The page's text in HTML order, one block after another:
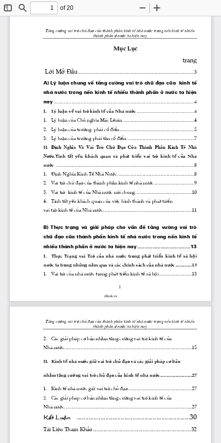
ToggleFind
of 20
Zoom
T ̈ng c­êng vai trß chñ ®¹o cña thμnh phÇn kinh tÕ nhμ n­íc trong nÒn kinh tÕ nhiÒu
thμnh phÇn ë n­íc ta hiÖn nay
1
Môc Lôc
trang
Lêi Më §Çu ..................................................................................................3
A) Lý luËn chung vÒ t ̈ng c­êng vai trß chñ ®¹o cña  kinh tÕ
nhμ n­íc trong nÒn kinh tÕ nhiÒu thμnh phÇn ë n­íc ta hiÖn
nay .......................................................................................................................4
I.    Lý luËn vÒ vai trß kinh tÕ cña Nhμ n­íc .................................................4
1.    Lý luËn cña Chñ nghÜa M ̧c Lªnin ............................................................4
2.    Lý luËn cña tr­êng
  ph ̧i cæ ®iÓn ...............................................................5
3.    Lý luËn cña tr­êng ph ̧i t©n cæ ®iÓn. ........................................................7
II.
  §Þnh  NghÜa  Vμ  Vai  Trß  Chñ  §¹o  Cña  Thμnh  PhÇn  Kinh  TÕ  Nhμ
N­íc.TÝnh  tÊt  yÕu  kh ̧ch  quan  vμ  ph ̧t  triÓn  vai  trß  kinh  tÕ  cña  Nhμ
n­íc
  .....................................................................................................................8
1.    §Þnh NghÜa Kinh TÕ Nhμ N­íc .................................................................8
2.    Vai trß chñ ®¹o cña thμnh phÇn kinh tÕ nhμ n­íc ..................................9
3.    Vai trß  kinh tÕ cña Nhμ n­íc nãi chung................................................10
4.    TÝnh tÊt yÕu kh ̧ch quan cña viÖc h×nh thμnh vμ ph ̧t triÓn
vai trß kinh tÕ cña Nhμ n­íc...........................................................................11
B) Thùc  tr¹ng  vμ  gi¶i  ph ̧p  cho  vÊn  ®Ò  t ̈ng v­êng
  vai  trß
chñ ®¹o cña thμnh phÇn kinh tÕ nhμ n­íc trong nÒn kinh tÕ
nhiÒu thμnh phÇn ë n­íc ta hiÖn nay ..................................13
I.    Thùc  Tr¹ng  vai  Trß  cña  nhμ n­íc
  trong  ph ̧t  triÓn  kinh  tÕ  x·  héi
n­íc ta trong nh÷ng n ̈m qua vμ c ̧c chÝnh s ̧ch cña nhμ n­íc ..............13
1.    Vai trß cña nhμ n­íc trong ph ̧t triÓn kinh tÕ x· héi............................13
zBook.vn
T ̈ng c­êng vai trß chñ ®¹o cña thμnh phÇn kinh tÕ nhμ n­íc trong nÒn kinh tÕ nhiÒu
thμnh phÇn ë n­íc ta hiÖn nay
2.    C ̧c gi¶i ph ̧p c¬ b¶n nh»m t ̈ng c­êng vai trß kinh tÕ cña
Nhμ n­íc............................................................................................................15
II.  Kinh tÕ nhμ n­íc gi÷ vai trß chñ ®¹o vμ c ̧c gi¶i ph ̧p c¬ b¶n
nh»m t ̈ng c­êng vai trß chñ ®¹o cña kinh tÕ nhμ n­íc...........................27
1.    Kinh tÕ nhμ n­íc gi÷ vai trß chñ ®¹o......................................................27
2.
    C ̧c gi¶i ph ̧p c¬ b¶n nh»m t ̈ng
c­êng vai trß kinh tÕ cña
Nhμ n­íc............................................................................................................27
KÕt LuËn
    ...................................................................30
Tμi LiÖu Tham Kh¶o.........................................................................32